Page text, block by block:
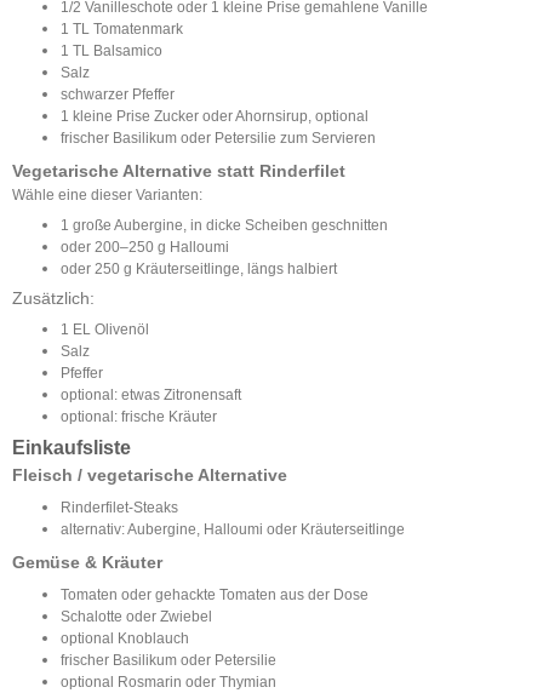
1/2 Vanilleschote oder 1 kleine Prise gemahlene Vanille
1 TL Tomatenmark
1 TL Balsamico
Salz
schwarzer Pfeffer
1 kleine Prise Zucker oder Ahornsirup, optional
frischer Basilikum oder Petersilie zum Servieren
Vegetarische Alternative statt Rinderfilet
Wähle eine dieser Varianten:
1 große Aubergine, in dicke Scheiben geschnitten
oder 200–250 g Halloumi
oder 250 g Kräuterseitlinge, längs halbiert
Zusätzlich:
1 EL Olivenöl
Salz
Pfeffer
optional: etwas Zitronensaft
optional: frische Kräuter
Einkaufsliste
Fleisch / vegetarische Alternative
Rinderfilet-Steaks
alternativ: Aubergine, Halloumi oder Kräuterseitlinge
Gemüse & Kräuter
Tomaten oder gehackte Tomaten aus der Dose
Schalotte oder Zwiebel
optional Knoblauch
frischer Basilikum oder Petersilie
optional Rosmarin oder Thymian